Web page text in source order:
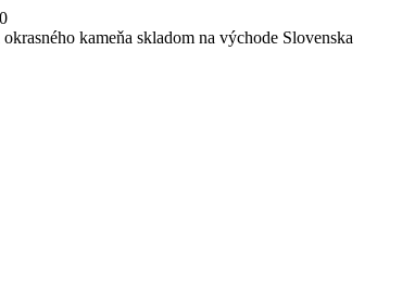
kameňa skladom na východe Slovenska